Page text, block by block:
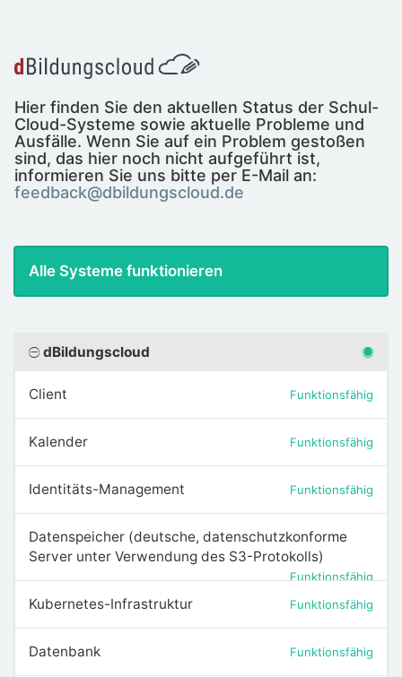
Hier finden Sie den aktuellen Status der Schul-
Cloud-Systeme sowie aktuelle Probleme und
Ausfälle. Wenn Sie auf ein Problem gestoßen
sind, das hier noch nicht aufgeführt ist,
informieren Sie uns bitte per E-Mail an:
feedback@dbildungscloud.de
Alle Systeme funktionieren
dBildungscloud
Client Funktionsfähig
Kalender Funktionsfähig
Identitäts-Management Funktionsfähig
Datenspeicher (deutsche, datenschutzkonforme
Server unter Verwendung des S3-Protokolls)
Funktionsfähig
Kubernetes-Infrastruktur Funktionsfähig
Datenbank Funktionsfähig